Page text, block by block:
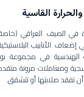
القاسية
في الصيف العراقي
الأنابيب البلاستيكية
الهندسية في مجموعة
ومعاملات مرونة
أن تفقد صلابتها أو تتشقق.